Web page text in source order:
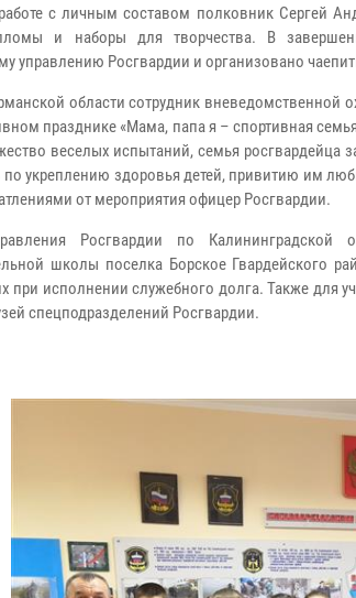
с личным составом полковник Сергей
и наборы для творчества. В
управлению Росгвардии и организовано
области сотрудник вневедомственной
празднике «Мама, папа я – спортивная
веселых испытаний, семья росгвардейца
по укреплению здоровья детей, привитию им
от мероприятия офицер Росгвардии.
Росгвардии по
школы поселка Борское Гвардейского
при исполнении служебного долга. Также для
спецподразделений Росгвардии.